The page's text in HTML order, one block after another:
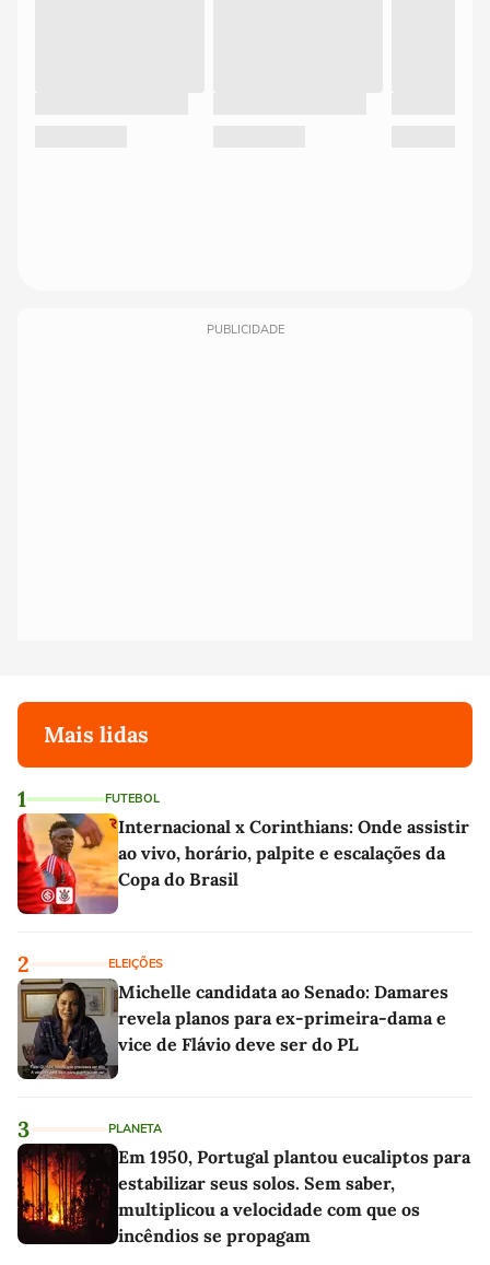
PUBLICIDADE
Mais lidas
1 FUTEBOL
Internacional x Corinthians: Onde assistir
ao vivo, horário, palpite e escalações da
Copa do Brasil
2 ELEIÇÕES
Michelle candidata ao Senado: Damares
revela planos para ex-primeira-dama e
vice de Flávio deve ser do PL
3 PLANETA
Em 1950, Portugal plantou eucaliptos para
estabilizar seus solos. Sem saber,
multiplicou a velocidade com que os
incêndios se propagam